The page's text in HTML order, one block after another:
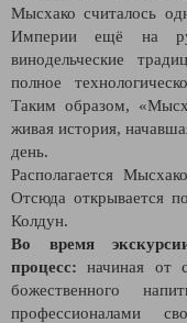
Мысхако считалось
Империи ещё на
винодельческие
полное
Таким образом,
живая история,
день.
Располагается
Отсюда открывается
Колдун.
Во время
процесс: начиная от
божественного
профессионалами